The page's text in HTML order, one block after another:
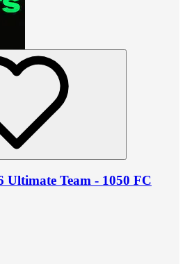
Ultimate Team - 1050 FC